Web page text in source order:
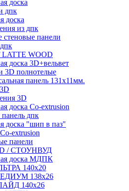
доска
дпк
доска
из дпк
стеновые панели
WOOD
доска 3D+вельвет
3D полнотелые
панель 131x11мм.
3D
доска Co-extrusion
панель дпк
доска "шип в паз"
extrusion
панели
/ СТОУНВУД
доска МДПК
140x20
138x26
140x26